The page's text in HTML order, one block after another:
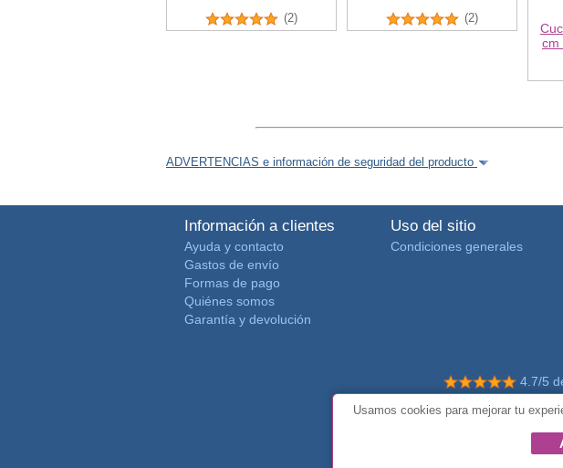
(2) (2)
cm
ADVERTENCIAS e información de seguridad del producto
Información a clientes
Ayuda y contacto
Gastos de envío
Formas de pago
Quiénes somos
Garantía y devolución
Uso del sitio
Condiciones generales
4.7/5
© Todos los
Usamos cookies para mejorar tu